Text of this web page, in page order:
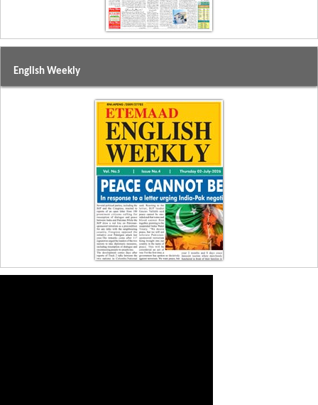
English Weekly